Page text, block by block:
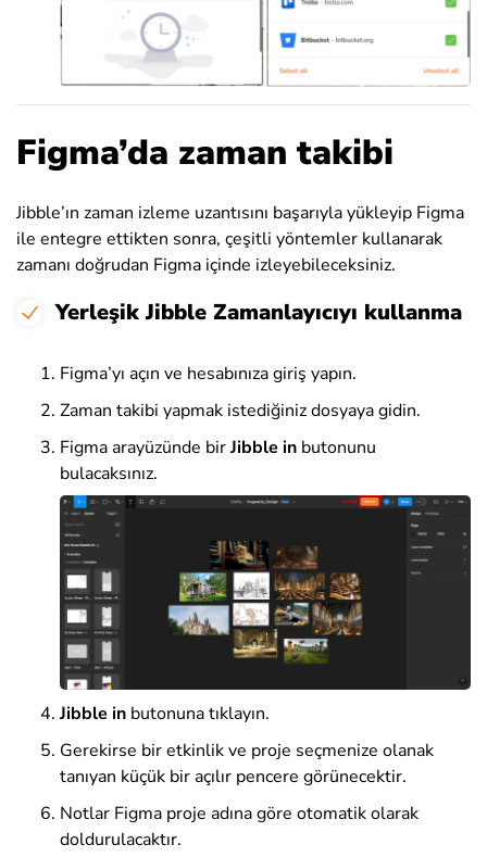
Figma’da zaman takibi
Jibble’ın zaman izleme uzantısını başarıyla yükleyip Figma
ile entegre ettikten sonra, çeşitli yöntemler kullanarak
zamanı doğrudan Figma içinde izleyebileceksiniz.
Yerleşik Jibble Zamanlayıcıyı kullanma
Figma’yı açın ve hesabınıza giriş yapın.
Zaman takibi yapmak istediğiniz dosyaya gidin.
Figma arayüzünde birJibble in butonunu
bulacaksınız.
Jibble in butonuna tıklayın.
Gerekirse bir etkinlik ve proje seçmenize olanak
tanıyan küçük bir açılır pencere görünecektir.
Notlar Figma proje adına göre otomatik olarak
doldurulacaktır.